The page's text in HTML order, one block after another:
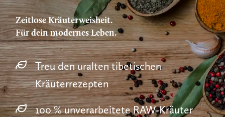
Zeitlose Kräuterweisheit.
Für dein modernes Leben.
Treu den uralten tibetischen
Kräuterrezepten
100 % unverarbeitete RAW-Kräuter